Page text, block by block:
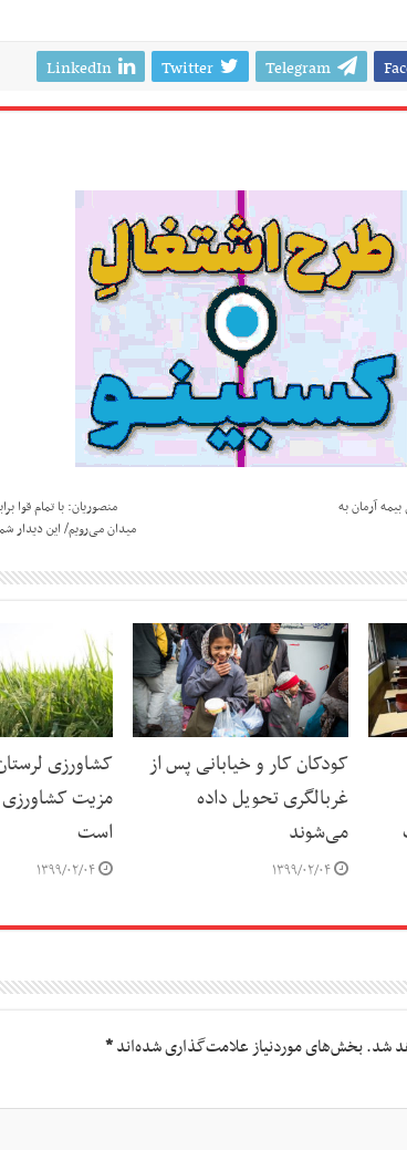
Telegram
Twitter
LinkedIn
ریالی بیمه آرمان به
منصوریان: با تمام قوا
میدان می‌رویم/ این دیدار
کودکان کار و خیابانی پس از
غربالگری تحویل داده
می‌شوند
۱۳۹۹/۰۲/۰۴
کشاورزی
مزیت
است
۱۳۹۹/۰۲/۰۴
شد.بخش‌های موردنیاز علامت‌گذاری شده‌اند*